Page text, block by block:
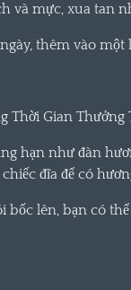
và mực, xua tan
thêm vào một
Thời Gian
hạn như đàn
đĩa để có
bốc lên, bạn có